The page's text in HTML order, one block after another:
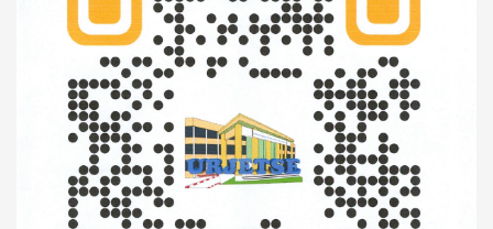
Science
and
Education,
2026”
အတွက်
စာတမ်း
များ
ပေး
ပို့
တင်